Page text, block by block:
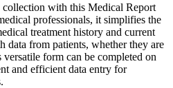
with this Medical Report
professionals, it simplifies the
treatment history and current
data from patients, whether they are
form can be completed on
and efficient data entry for